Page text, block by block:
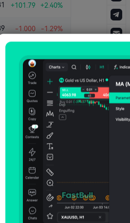
+101.79 +2.40%
-1.000 -1.29%